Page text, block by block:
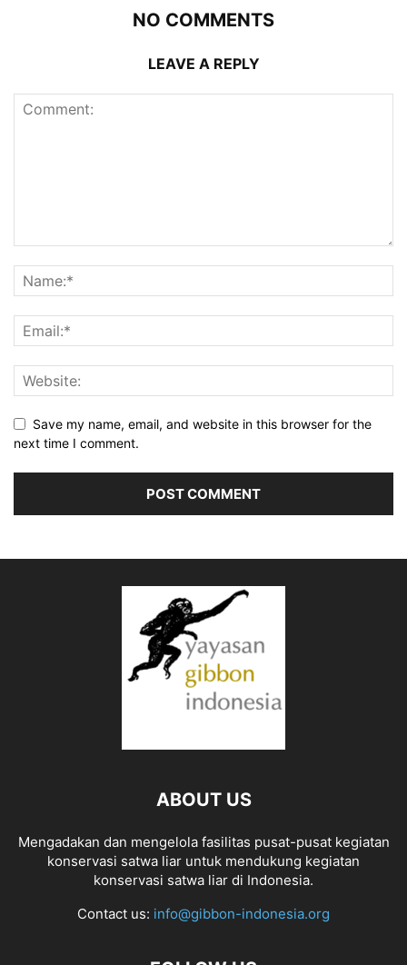
NO COMMENTS
LEAVE A REPLY
Save my name, email, and website in this browser for the
next time I comment.
ABOUT US
Mengadakan dan mengelola fasilitas pusat-pusat kegiatan
konservasi satwa liar untuk mendukung kegiatan
konservasi satwa liar di Indonesia.
Contact us: info@gibbon-indonesia.org